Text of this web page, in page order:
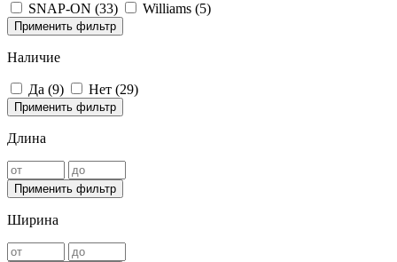
SNAP-ON (33) Williams (5)
Применить фильтр
Наличие
Да (9) Нет (29)
Применить фильтр
Длина
Применить фильтр
Ширина